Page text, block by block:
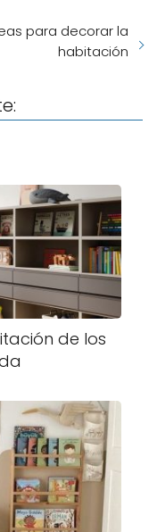
para decorar la
habitación
de los